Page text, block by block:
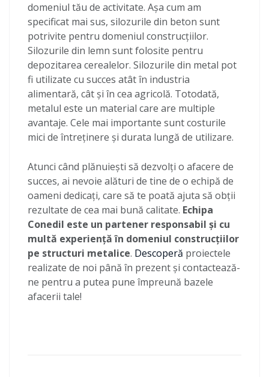
domeniul tău de activitate. Așa cum am
specificat mai sus, silozurile din beton sunt
potrivite pentru domeniul construcțiilor.
Silozurile din lemn sunt folosite pentru
depozitarea cerealelor. Silozurile din metal pot
fi utilizate cu succes atât în industria
alimentară, cât și în cea agricolă. Totodată,
metalul este un material care are multiple
avantaje. Cele mai importante sunt costurile
mici de întreținere și durata lungă de utilizare.
Atunci când plănuiești să dezvolți o afacere de
succes, ai nevoie alături de tine de o echipă de
oameni dedicați, care să te poată ajuta să obții
rezultate de cea mai bună calitate. Echipa
Conedil este un partener responsabil și cu
multă experiență în domeniul construcțiilor
pe structuri metalice. Descoperă proiectele
realizate de noi până în prezent și contactează-
ne pentru a putea pune împreună bazele
afacerii tale!